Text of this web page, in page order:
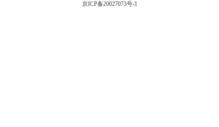
京ICP备20027073号-1